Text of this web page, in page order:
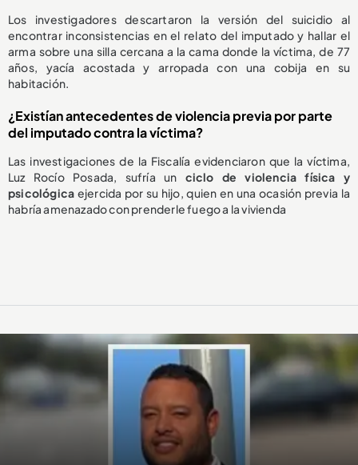
Los investigadores descartaron la versión del suicidio al
encontrar inconsistencias en el relato del imputado y hallar el
arma sobre una silla cercana a la cama donde la víctima, de 77
años, yacía acostada y arropada con una cobija en su
habitación.
¿Existían antecedentes de violencia previa por parte
del imputado contra la víctima?
Las investigaciones de la Fiscalía evidenciaron que la víctima,
Luz Rocío Posada, sufría un ciclo de violencia física y
psicológica ejercida por su hijo, quien en una ocasión previa la
habría amenazado con prenderle fuego a la vivienda